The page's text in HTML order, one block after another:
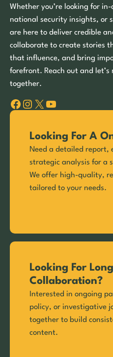
Whether you’re looking for
national security insights, or
are here to deliver credible
collaborate to create stories
that influence, and bring
forefront. Reach out and let’s
together.
Facebook Instagram X YouTube
Looking For A
Need a detailed report,
strategic analysis for a
We offer high-quality,
tailored to your needs.
Looking For
Collaboration?
Interested in ongoing
policy, or investigative
together to build
content.